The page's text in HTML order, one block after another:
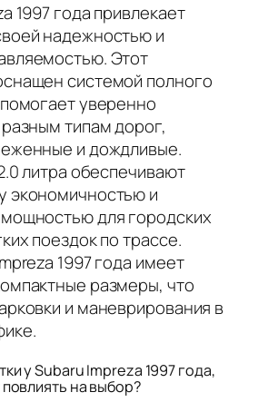
1997 года привлекает
надежностью и
Этот
системой полного
уверенно
типам дорог,
и дождливые.
литра обеспечивают
экономичностью и
для городских
поездок по трассе.
1997 года имеет
размеры, что
и маневрирования в
у Subaru Impreza 1997 года,
на выбор?